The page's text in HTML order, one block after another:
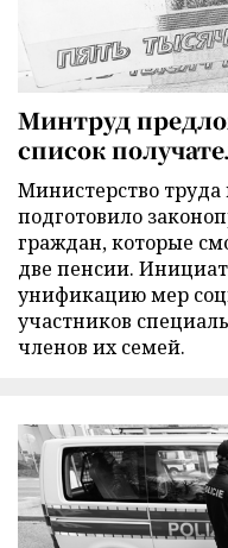
Минтруд
список
Министерство
подготовило
граждан, которые
две пенсии.
унификацию мер
участников
членов их семей.